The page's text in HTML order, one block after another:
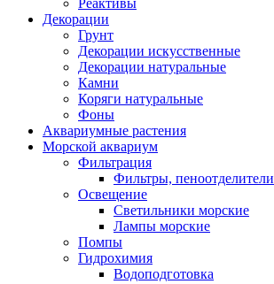
Реактивы
Декорации
Грунт
Декорации искусственные
Декорации натуральные
Камни
Коряги натуральные
Фоны
Аквариумные растения
Морской аквариум
Фильтрация
Фильтры, пеноотделители
Освещение
Светильники морские
Лампы морские
Помпы
Гидрохимия
Водоподготовка